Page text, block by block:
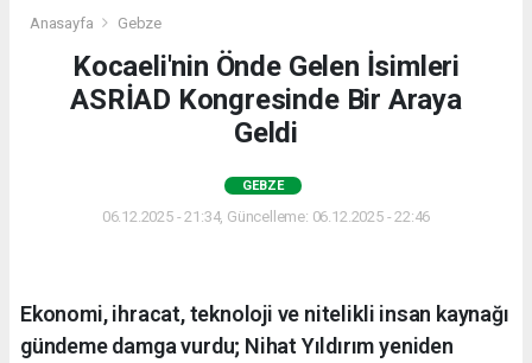
Anasayfa Gebze
Kocaeli'nin Önde Gelen İsimleri
ASRİAD Kongresinde Bir Araya
Geldi
GEBZE
06.12.2025 - 21:34, Güncelleme: 06.12.2025 - 22:46
Ekonomi, ihracat, teknoloji ve nitelikli insan kaynağı
gündeme damga vurdu; Nihat Yıldırım yeniden